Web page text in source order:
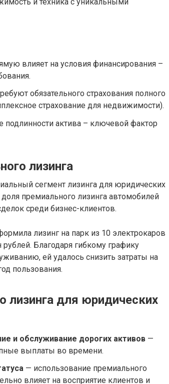
влияет на условия финансирования –
обязательного страхования полного
страхование для недвижимости).
актива – ключевой фактор
лизинга
сегмент лизинга для юридических
премиального лизинга автомобилей
среди бизнес-клиентов.
лизинг на парк из 10 электрокаров
Благодаря гибкому графику
ей удалось снизить затраты на
пользования.
лизинга для юридических
и обслуживание дорогих активов —
выплаты во времени.
— использование премиального
влияет на восприятие клиентов и